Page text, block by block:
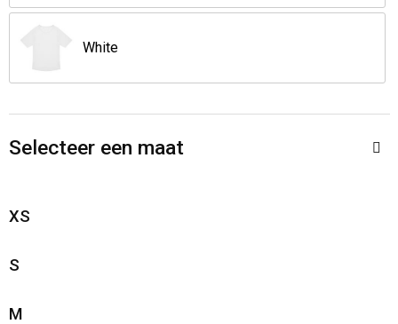
Waterbestendige tassen
Katoenen draagtassen
White
Selecteer een maat
XS
S
M